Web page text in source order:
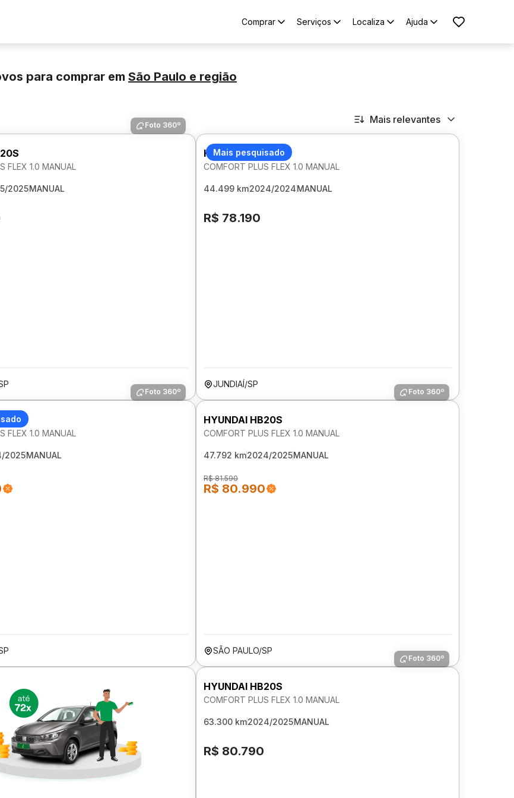
Comprar Serviços Localiza Ajuda
para comprar em São Paulo e região
Mais relevantes
Foto 360º
FLEX 1.0 MANUAL
2025MANUAL
Mais pesquisado
HYUNDAI HB20S
COMFORT PLUS FLEX 1.0 MANUAL
44.499 km2024/2024MANUAL
R$ 78.190
JUNDIAÍ/SP
Foto 360º
FLEX 1.0 MANUAL
2025MANUAL
Foto 360º
HYUNDAI HB20S
COMFORT PLUS FLEX 1.0 MANUAL
47.792 km2024/2025MANUAL
R$ 81.590
R$ 80.990
SÃO PAULO/SP
Foto 360º
HYUNDAI HB20S
COMFORT PLUS FLEX 1.0 MANUAL
63.300 km2024/2025MANUAL
R$ 80.790